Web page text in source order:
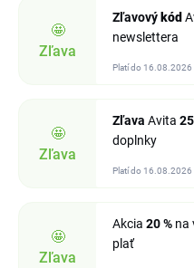
🤩
Zľava
Zľavový kód
newslettera
Platí do 16.08.2026
🤩
Zľava
Zľava Avita
doplnky
Platí do 16.08.2026
🤩
Zľava
Akcia 20 % na
plať